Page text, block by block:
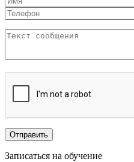
Записаться на обучение